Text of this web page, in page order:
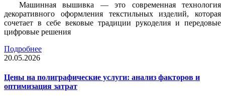
Машинная вышивка — это современная технология
декоративного оформления текстильных изделий, которая
сочетает в себе вековые традиции рукоделия и передовые
цифровые решения
Подробнее
20.05.2026
Цены на полиграфические услуги: анализ факторов и
оптимизация затрат